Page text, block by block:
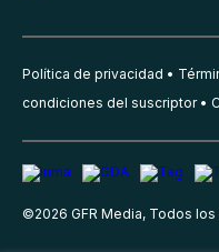
Política de privacidad
condiciones del suscriptor
©2026 GFR Media, Todos